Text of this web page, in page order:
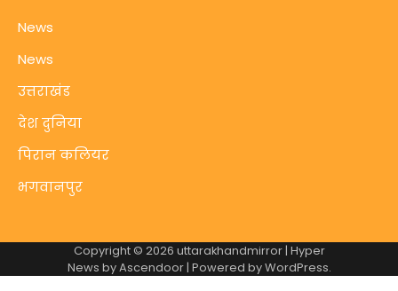
News
News
उत्तराखंड
देश दुनिया
पिरान कलियर
भगवानपुर
Copyright © 2026 uttarakhandmirror| Hyper
News byAscendoor| Powered byWordPress.